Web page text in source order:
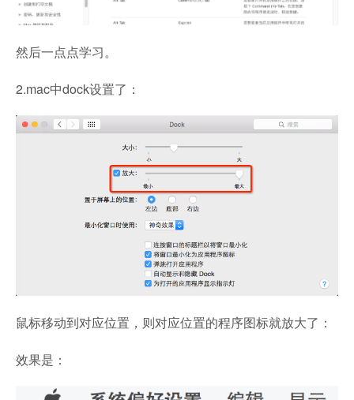
然后一点点学习。
2.mac中dock设置了：
鼠标移动到对应位置，则对应位置的程序图标就放大了：
效果是：